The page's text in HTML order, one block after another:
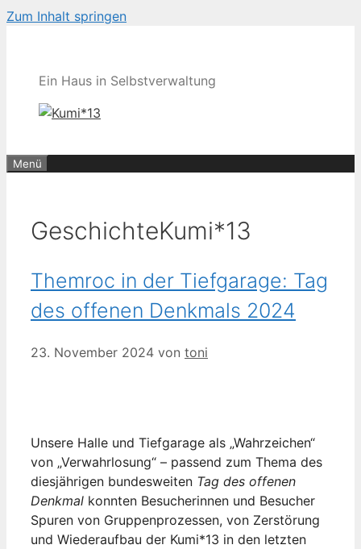
Zum Inhalt springen
Ein Haus in Selbstverwaltung
Menü
GeschichteKumi*13
Themroc in der Tiefgarage: Tag
des offenen Denkmals 2024
23. November 2024 von toni
Unsere Halle und Tiefgarage als „Wahrzeichen“
von „Verwahrlosung“ – passend zum Thema des
diesjährigen bundesweiten Tag des offenen
Denkmal konnten Besucherinnen und Besucher
Spuren von Gruppenprozessen, von Zerstörung
und Wiederaufbau der Kumi*13 in den letzten